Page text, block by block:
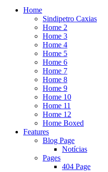
Home
Sindipetro Caxias
Home 2
Home 3
Home 4
Home 5
Home 6
Home 7
Home 8
Home 9
Home 10
Home 11
Home 12
Home Boxed
Features
Blog Page
Notícias
Pages
404 Page